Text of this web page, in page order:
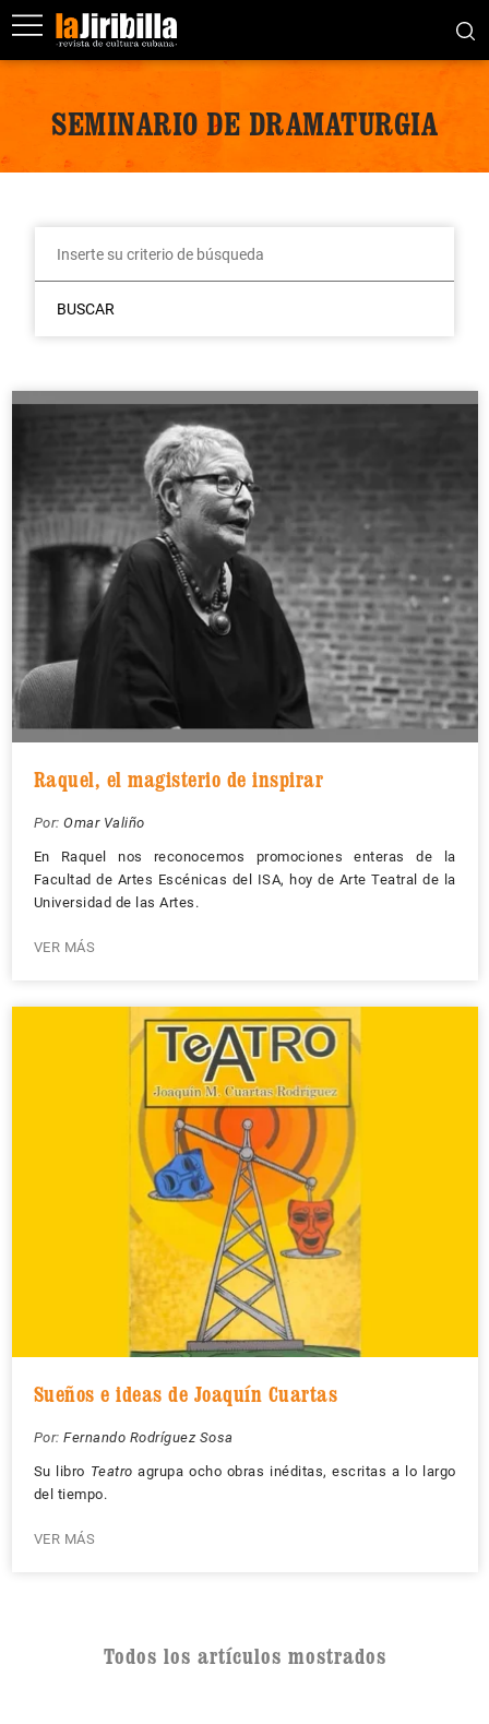
SEMINARIO DE DRAMATURGIA
BUSCAR
Raquel, el magisterio de inspirar
Por: Omar Valiño
En Raquel nos reconocemos promociones enteras de la
Facultad de Artes Escénicas del ISA, hoy de Arte Teatral de la
Universidad de las Artes.
VER MÁS
Sueños e ideas de Joaquín Cuartas
Por: Fernando Rodríguez Sosa
Su libro Teatro agrupa ocho obras inéditas, escritas a lo largo
del tiempo.
VER MÁS
Todos los artículos mostrados